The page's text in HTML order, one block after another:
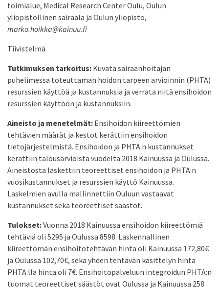
toimialue, Medical Research Center Oulu, Oulun
yliopistollinen sairaala ja Oulun yliopisto,
marko.hoikka@kainuu.fi
Tiivistelmä
Tutkimuksen tarkoitus: Kuvata sairaanhoitajan
puhelimessa toteuttaman hoidon tarpeen arvioinnin (PHTA)
resurssien käyttöä ja kustannuksia ja verrata niitä ensihoidon
resurssien käyttöön ja kustannuksiin.
Aineisto ja menetelmät: Ensihoidon kiireettömien
tehtävien määrät ja kestot kerättiin ensihoidon
tietojärjestelmistä. Ensihoidon ja PHTA:n kustannukset
kerättiin talousarvioista vuodelta 2018 Kainuussa ja Oulussa.
Aineistosta laskettiin teoreettiset ensihoidon ja PHTA:n
vuosikustannukset ja resurssien käyttö Kainuussa.
Laskelmien avulla mallinnettiin Ouluun vastaavat
kustannukset sekä teoreettiset säästöt.
Tulokset:Vuonna 2018 Kainuussa ensihoidon kiireettömiä
tehtäviä oli 5295 ja Oulussa 8598. Laskennallinen
kiireettömän ensihoitotehtävän hinta oli Kainuussa 172,80€
ja Oulussa 102,70€, sekä yhden tehtävän käsittelyn hinta
PHTA:lla hinta oli 7€. Ensihoitopalveluun integroidun PHTA:n
tuomat teoreettiset säästöt ovat Oulussa ja Kainuussa 258